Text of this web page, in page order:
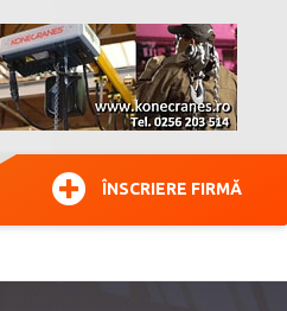
ÎNSCRIERE FIRMĂ